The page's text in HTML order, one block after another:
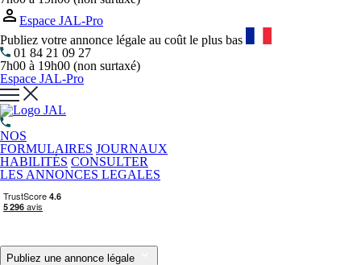
Espace JAL-Pro
Publiez votre annonce légale au coût le plus bas
01 84 21 09 27
7h00 à 19h00 (non surtaxé)
Espace JAL-Pro
NOS
FORMULAIRES JOURNAUX
HABILITÉS CONSULTER
LES ANNONCES LEGALES
Publiez une annonce légale